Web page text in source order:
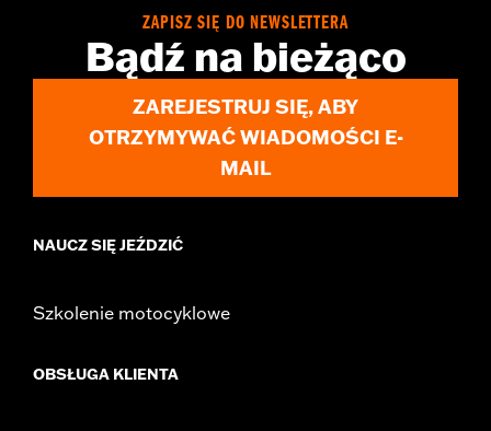
Installation Instructions
Sold In Units:
In the Box:Stand bumper, bushing and all required mounting
1 year limited warranty – Go to
www.h-
d.com/warrantyfor full details
ZAPISZ SIĘ DO NEWSLETTERA
Bądź na bieżąco
ZAREJESTRUJ SIĘ, ABY
OTRZYMYWAĆ WIADOMOŚCI E-
MAIL
NAUCZ SIĘ JEŹDZIĆ
Szkolenie motocyklowe
OBSŁUGA KLIENTA